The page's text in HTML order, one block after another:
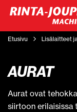
Etusivu Lisälaitteet
AURAT
Aurat ovat
siirtoon erilaisissa